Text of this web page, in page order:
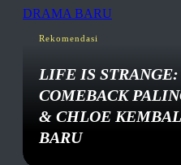
Rekomendasi
LIFE IS
COMEBACK
& CHLOE
BARU